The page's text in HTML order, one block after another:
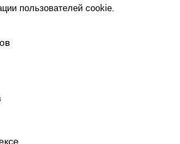
пользователей cookie.